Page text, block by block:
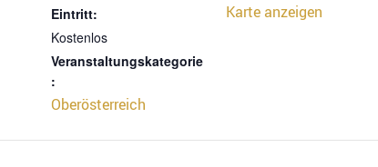
Eintritt:
Kostenlos
Veranstaltungskategorie
:
Oberösterreich
Karte anzeigen